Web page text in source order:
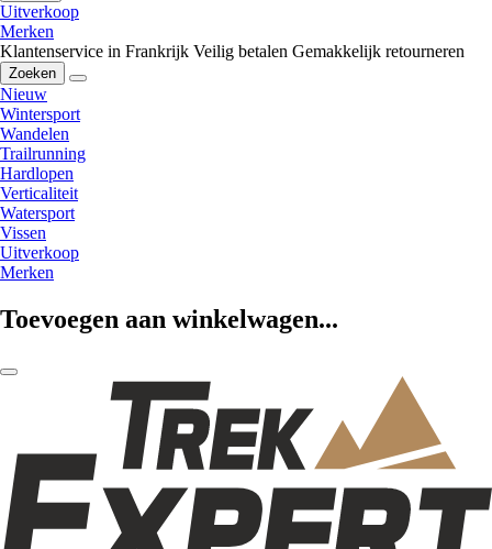
Uitverkoop
Merken
Klantenservice in Frankrijk Veilig betalen Gemakkelijk retourneren
Zoeken
Nieuw
Wintersport
Wandelen
Trailrunning
Hardlopen
Verticaliteit
Watersport
Vissen
Uitverkoop
Merken
Toevoegen aan winkelwagen...